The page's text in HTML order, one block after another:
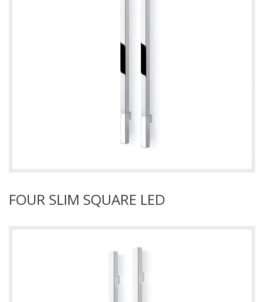
FOUR SLIM SQUARE LED